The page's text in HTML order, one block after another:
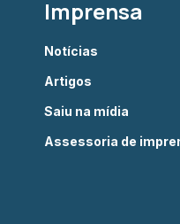
Imprensa
Notícias
Artigos
Saiu na mídia
Assessoria de